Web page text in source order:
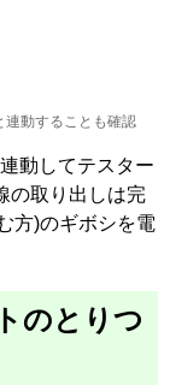
連動することも確認
動してテスター
の取り出しは完
方)のギボシを電
のとりつ